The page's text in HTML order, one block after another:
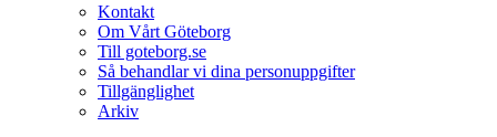
Kontakt
Om Vårt Göteborg
Till goteborg.se
Så behandlar vi dina personuppgifter
Tillgänglighet
Arkiv